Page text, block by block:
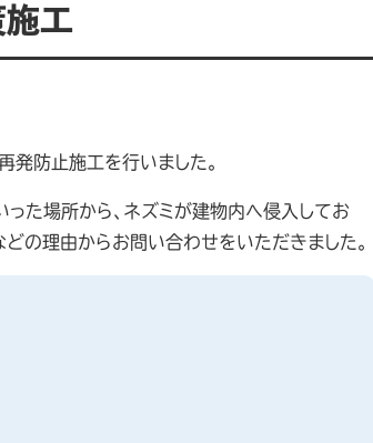
工
発防止施工を行いました。
た場所から、ネズミが建物内へ侵入してお
の理由からお問い合わせをいただきました。